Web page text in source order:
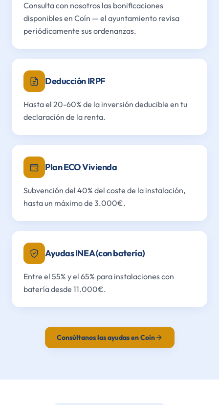
Consulta con nosotros las bonificaciones
disponibles en Coín — el ayuntamiento revisa
periódicamente sus ordenanzas.
Deducción IRPF
Hasta el 20-60% de la inversión deducible en tu
declaración de la renta.
Plan ECO Vivienda
Subvención del 40% del coste de la instalación,
hasta un máximo de 3.000€.
Ayudas INEA (con batería)
Entre el 55% y el 65% para instalaciones con
batería desde 11.000€.
Consúltanos las ayudas en Coín